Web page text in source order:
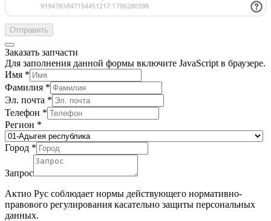
Отправить
Заказать запчасти
Для заполнения данной формы включите JavaScript в браузере.
Имя *
Фамилия *
Эл. почта *
Телефон *
Регион *
Город *
Запрос
Актио Рус соблюдает нормы действующего нормативно-
правового регулирования касательно защиты персональных
данных.